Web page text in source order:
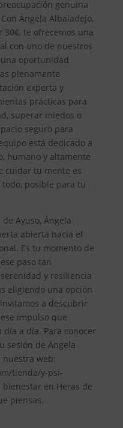
genuina
Ángela Albaladejo,
30€, te ofrecemos una
con uno de nuestros
oportunidad
plenamente
experta y
prácticas para
superar miedos o
seguro para
está dedicado a
humano y altamente
cuidar tu mente es
posible para tu
Ayuso, Ángela
abierta hacia el
Es tu momento de
paso tan
y resiliencia
eligiendo una opción
a descubrir
impulso que
a día. Para conocer
sesión de Ángela
nuestra web:
tienda/y-psi-
en Heras de
piensas.